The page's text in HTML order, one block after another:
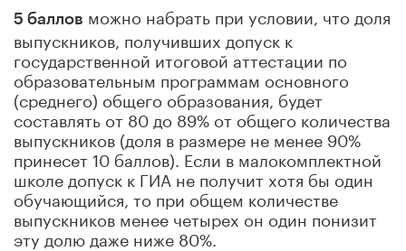
5 баллов можно набрать при условии, что доля
выпускников, получивших допуск к
государственной итоговой аттестации по
образовательным программам основного
(среднего) общего образования, будет
составлять от 80 до 89% от общего количества
выпускников (доля в размере не менее 90%
принесет 10 баллов). Если в малокомплектной
школе допуск к ГИА не получит хотя бы один
обучающийся, то при общем количестве
выпускников менее четырех он один понизит
эту долю даже ниже 80%.